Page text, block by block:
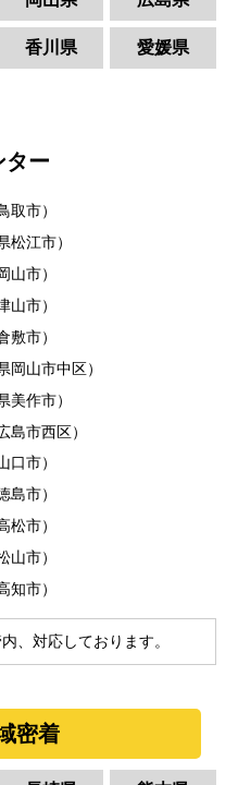
香川県 愛媛県
ター
取市）
松江市）
山市）
山市）
敷市）
岡山市中区）
美作市）
島市西区）
口市）
島市）
松市）
山市）
知市）
、対応しております。
密着